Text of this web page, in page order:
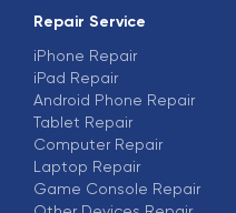
Repair Service
iPhone Repair
iPad Repair
Android Phone Repair
Tablet Repair
Computer Repair
Laptop Repair
Game Console Repair